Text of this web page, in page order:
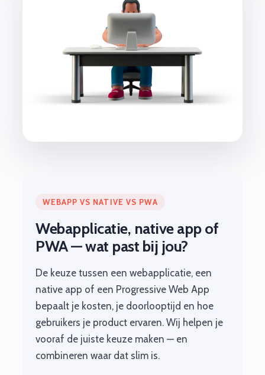
WEBAPP VS NATIVE VS PWA
Webapplicatie, native app of
PWA — wat past bij jou?
De keuze tussen een webapplicatie, een
native app of een Progressive Web App
bepaalt je kosten, je doorlooptijd en hoe
gebruikers je product ervaren. Wij helpen je
vooraf de juiste keuze maken — en
combineren waar dat slim is.